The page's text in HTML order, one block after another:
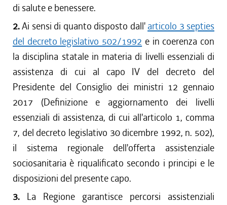
di salute e benessere.
2.Ai sensi di quanto disposto dall' articolo 3 septies
del decreto legislativo 502/1992 e in coerenza con
la disciplina statale in materia di livelli essenziali di
assistenza di cui al capo IV del decreto del
Presidente del Consiglio dei ministri 12 gennaio
2017 (Definizione e aggiornamento dei livelli
essenziali di assistenza, di cui all'articolo 1, comma
7, del decreto legislativo 30 dicembre 1992, n. 502),
il sistema regionale dell'offerta assistenziale
sociosanitaria è riqualificato secondo i principi e le
disposizioni del presente capo.
3. La Regione garantisce percorsi assistenziali